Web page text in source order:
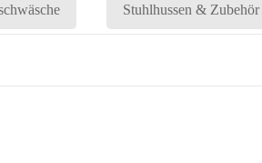
Stuhlhussen & Zubehör